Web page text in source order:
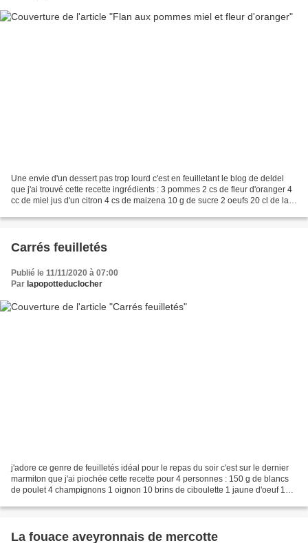
Une envie d'un dessert pas trop lourd c'est en feuilletant le blog de deldel
que j'ai trouvé cette recette ingrédients : 3 pommes 2 cs de fleur d'oranger 4
cc de miel jus d'un citron 4 cs de maizena 10 g de sucre 2 oeufs 20 cl de lait
Carrés feuilletés
Publié le 11/11/2020 à 07:00
Par lapopotteduclocher
j'adore ce genre de feuilletés idéal pour le repas du soir c'est sur le dernier
marmiton que j'ai piochée cette recette pour 4 personnes : 150 g de blancs
de poulet 4 champignons 1 oignon 10 brins de ciboulette 1 jaune d'oeuf 15
La fouace aveyronnais de mercotte